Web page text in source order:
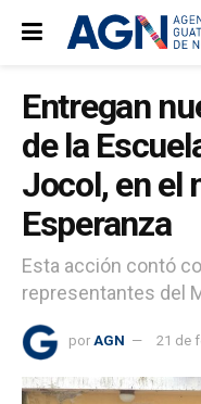
Entregan
de la
Jocol, en el
Esperanza
Esta acción contó
representantes del
por AGN 21 de